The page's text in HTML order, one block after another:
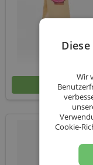
Wir
Cookie-